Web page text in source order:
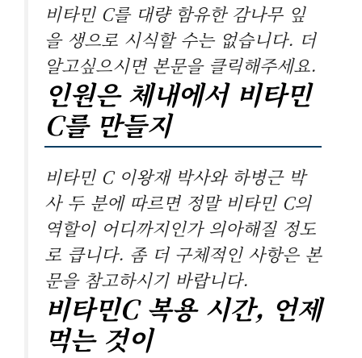
비타민 C를 대량 함유한 감나무 잎
을 생으로 시식할 수는 없습니다. 더
알고싶으시면 본문을 클릭해주세요.
인원은 체내에서 비타민
C를 만들지
비타민 C 이왕재 박사와 하병근 박
사 두 분에 따르면 정말 비타민 C의
역할이 어디까지인가 의아해질 정도
로 큽니다. 좀 더 구체적인 사항은 본
문을 참고하시기 바랍니다.
비타민C 복용 시간, 언제
먹는 것이